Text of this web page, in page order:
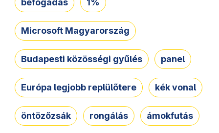
befogadás 1%
Microsoft Magyarország
Budapesti közösségi gyűlés panel
Európa legjobb replülőtere kék vonal
öntözőzsák rongálás ámokfutás